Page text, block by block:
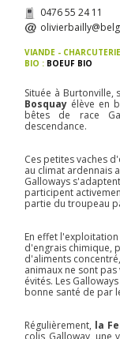
0476 55 24 11
VIANDE -
BIO : BOEUF BIO
Située à Burtonville,
Bosquay élève en
bêtes de race
descendance.
Ces petites vaches
au climat ardennais
Galloways
participent
partie du troupeau
En effet
d'engrais chimique,
d'aliments
animaux ne sont
évités. Les
bonne santé de par
Régulièrement, la
colis Galloway, une